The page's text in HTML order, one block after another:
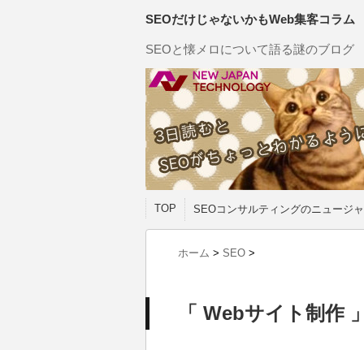
SEOだけじゃないかもWeb集客コラム
SEOと懐メロについて語る謎のブログ
TOP SEOコンサルティングのニュージ
ホーム > SEO >
「 Webサイト制作